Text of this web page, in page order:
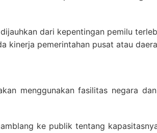
dari kepentingan pemilu
pemerintahan pusat atau
menggunakan fasilitas negara
ke publik tentang